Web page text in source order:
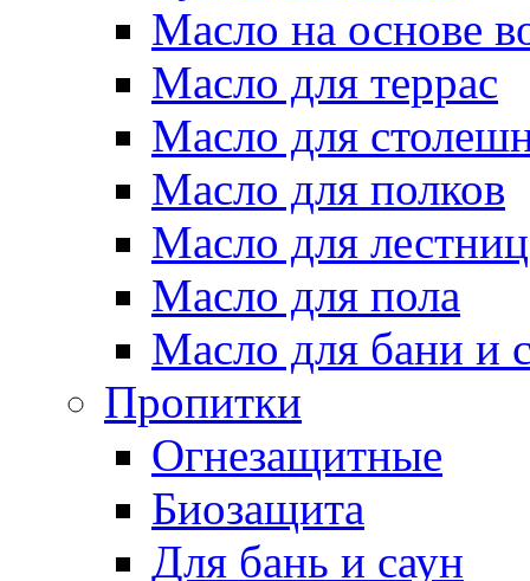
Масло на основе
Масло для террас
Масло для
Масло для полков
Масло для лестниц
Масло для пола
Масло для бани и
Пропитки
Огнезащитные
Биозащита
Для бань и саун